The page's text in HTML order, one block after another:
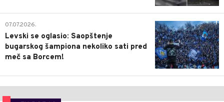
1
07.07.2026.
Levski se oglasio: Saopštenje
bugarskog šampiona nekoliko sati pred
meč sa Borcem!